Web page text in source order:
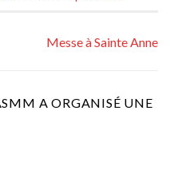
Messe à Sainte Anne
A ORGANISÉ UNE